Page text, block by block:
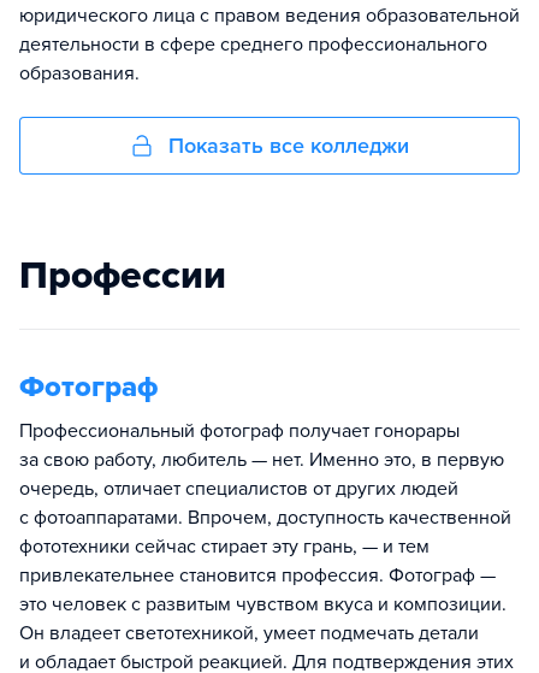
юридического лица с правом ведения образовательной
деятельности в сфере среднего профессионального
образования.
Показать все колледжи
Профессии
Фотограф
Профессиональный фотограф получает гонорары
за свою работу, любитель — нет. Именно это, в первую
очередь, отличает специалистов от других людей
с фотоаппаратами. Впрочем, доступность качественной
фототехники сейчас стирает эту грань, — и тем
привлекательнее становится профессия. Фотограф —
это человек с развитым чувством вкуса и композиции.
Он владеет светотехникой, умеет подмечать детали
и обладает быстрой реакцией. Для подтверждения этих